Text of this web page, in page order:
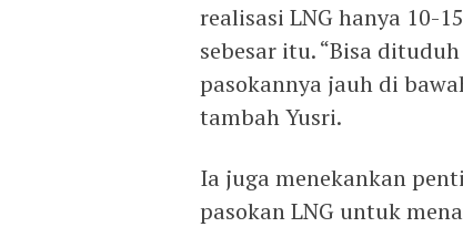
realisasi LNG hanya 10-
sebesar itu. “Bisa
pasokannya jauh di
tambah Yusri.
Ia juga menekankan
pasokan LNG untuk